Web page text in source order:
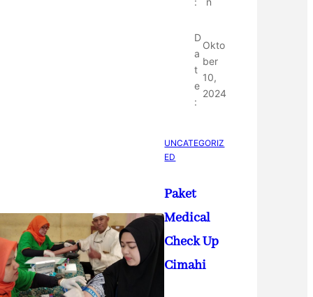
D
a
t
e
:
Okto
ber
10,
2024
UNCATEGORIZ
ED
Paket
Medical
Check Up
Cimahi